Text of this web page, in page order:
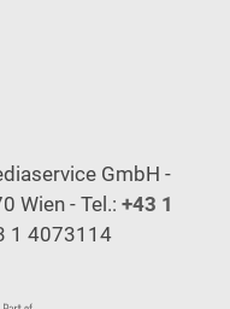
GmbH -
Wien - Tel.: +43 1
1 4073114